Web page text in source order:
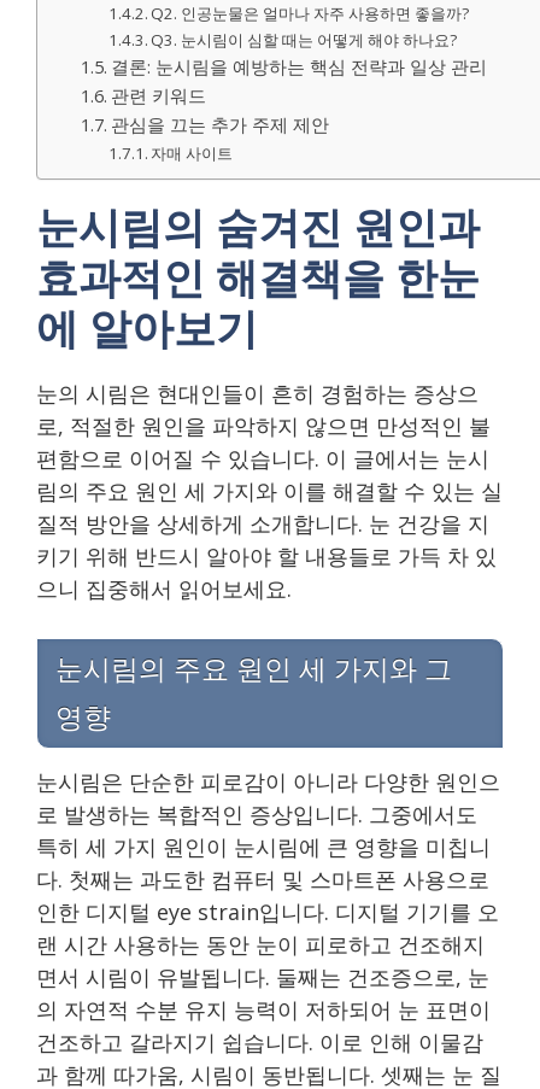
Q2. 인공눈물은 얼마나 자주 사용하면 좋을까?
Q3. 눈시림이 심할 때는 어떻게 해야 하나요?
결론: 눈시림을 예방하는 핵심 전략과 일상 관리
관련 키워드
관심을 끄는 추가 주제 제안
자매 사이트
눈시림의 숨겨진 원인과
효과적인 해결책을 한눈
에 알아보기
눈의 시림은 현대인들이 흔히 경험하는 증상으
로, 적절한 원인을 파악하지 않으면 만성적인 불
편함으로 이어질 수 있습니다. 이 글에서는 눈시
림의 주요 원인 세 가지와 이를 해결할 수 있는 실
질적 방안을 상세하게 소개합니다. 눈 건강을 지
키기 위해 반드시 알아야 할 내용들로 가득 차 있
으니 집중해서 읽어보세요.
눈시림의 주요 원인 세 가지와 그
영향
눈시림은 단순한 피로감이 아니라 다양한 원인으
로 발생하는 복합적인 증상입니다. 그중에서도
특히 세 가지 원인이 눈시림에 큰 영향을 미칩니
다. 첫째는 과도한 컴퓨터 및 스마트폰 사용으로
인한 디지털 eye strain입니다. 디지털 기기를 오
랜 시간 사용하는 동안 눈이 피로하고 건조해지
면서 시림이 유발됩니다. 둘째는 건조증으로, 눈
의 자연적 수분 유지 능력이 저하되어 눈 표면이
건조하고 갈라지기 쉽습니다. 이로 인해 이물감
과 함께 따가움, 시림이 동반됩니다. 셋째는 눈 질